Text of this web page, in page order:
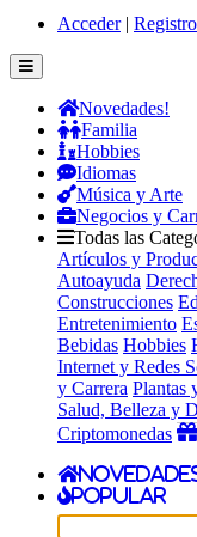
Acceder| Registro
Novedades!
Familia
Hobbies
Idiomas
Música y Arte
Negocios y
Todas las
Artículos y
Autoayuda
Construcciones
Entretenimiento
Bebidas Hobbies
Internet y Redes
y Carrera Plantas
Salud, Belleza y
Criptomonedas
Popular